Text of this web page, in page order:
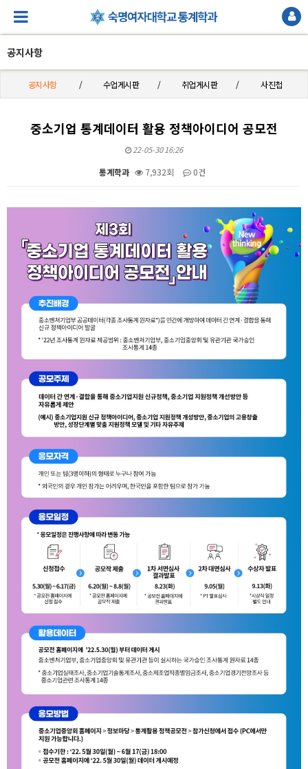
공지사항
공지사항 수업게시판 취업게시판 사진첩
중소기업 통계데이터 활용 정책아이디어 공모전
22-05-30 16:26
통계학과 7,932회 0건
본문